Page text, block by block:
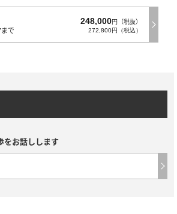
で
248,000円（税抜）
272,800円（税込）
をお話しします